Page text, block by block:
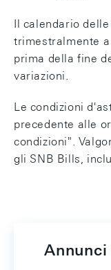
Il calendario
trimestralmente
prima della fine
variazioni.
Le condizioni
precedente alle
condizioni".
gli SNB Bills,